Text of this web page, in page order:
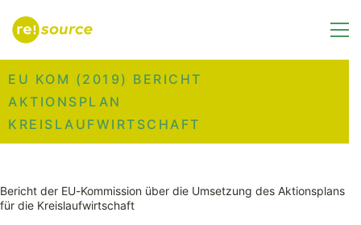
EU KOM (2019) BERICHT
AKTIONSPLAN
KREISLAUFWIRTSCHAFT
Bericht der EU-Kommission über die Umsetzung des Aktionsplans
für die Kreislaufwirtschaft